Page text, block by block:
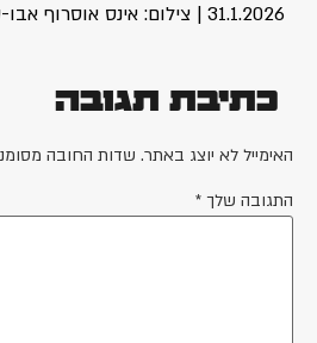
31.1.2026 | צילום: אינס אוסרוף אבו-סייף
כתיבת תגובה
האימייל לא יוצג באתר. שדות החובה
התגובה שלך *